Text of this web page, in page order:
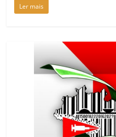
Ler mais